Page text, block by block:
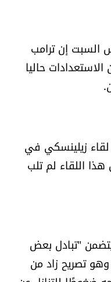
السبت إن ترامب
حاليا
زيلينسكي في
اللقاء لم تلب
"تبادل بعض
وهو تصريح زاد من